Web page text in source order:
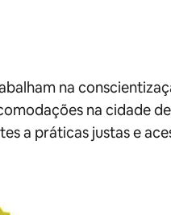
na
na cidade
a práticas justas e